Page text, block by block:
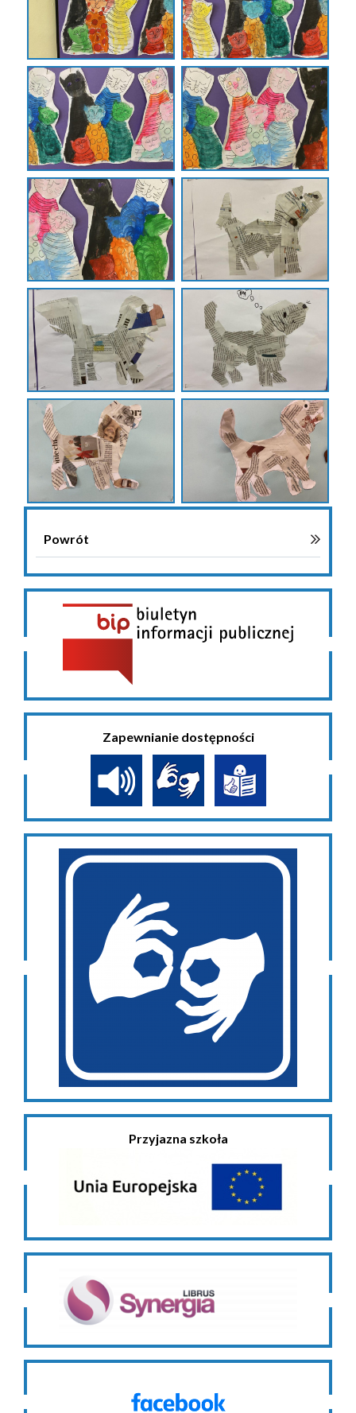
Powrót
Zapewnianie dostępności
Przyjazna szkoła